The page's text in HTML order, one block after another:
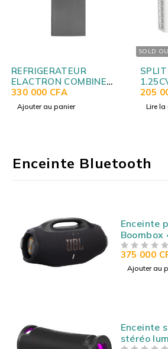
REFRIGERATEUR
ELACTRON COMBINE
3TIROIRS NO FROST
SILVER EL72CBNX
330 000 CFA
Ajouter au panier
SOLD
205
Lire la
Enceinte Bluetooth
Enceinte
Boombox
Watts -
IP67 -
375 000
Ajouter au
Enceinte
stéréo